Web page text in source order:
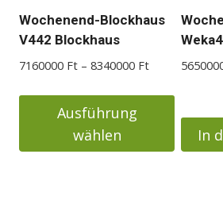
auf
der
Wochenend-Blockhaus
V442 Blockhaus
7160000 Ft – 8340000 FtPreisspanne:
bis
8340000 Ft
Ausführung
wählen
In